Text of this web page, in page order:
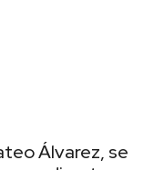
Álvarez, se